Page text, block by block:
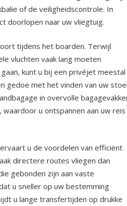
of de veiligheidscontrole. In
doorlopen naar uw vliegtuig.
tijdens het boarden. Terwijl
vluchten vaak lang moeten
kunt u bij een privéjet meestal
gedoe met het vinden van uw
in overvolle
u ontspannen aan uw reis
u de voordelen van efficiënt
directere routes vliegen dan
gebonden zijn aan vaste
u sneller op uw bestemming
u lange transfertijden op drukke